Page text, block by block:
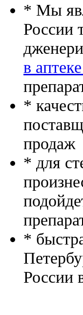
* Мы
России
в
*
продаж
* для
*
России